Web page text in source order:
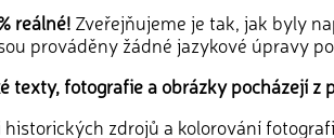
reálné! Zveřejňujeme je tak, jak byly
prováděny žádné jazykové úpravy
texty, fotografie a obrázky pocházejí z
zdrojů a kolorování